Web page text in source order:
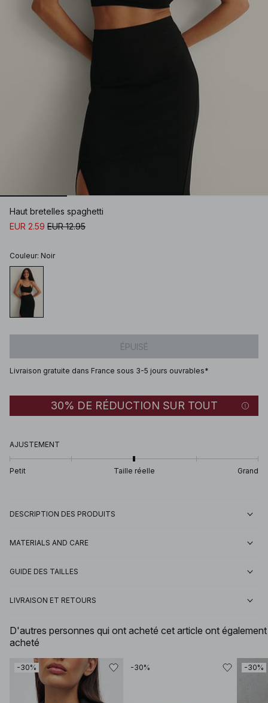
Haut bretelles spaghetti
EUR 2.59 EUR 12.95
Couleur: Noir
ÉPUISÉ
Livraison gratuite dans France sous 3-5 jours ouvrables*
30% DE RÉDUCTION SUR TOUT
AJUSTEMENT
Petit Taille réelle Grand
DESCRIPTION DES PRODUITS
MATERIALS AND CARE
GUIDE DES TAILLES
LIVRAISON ET RETOURS
D'autres personnes qui ont acheté cet article ont également
acheté
-30% -30% -30%